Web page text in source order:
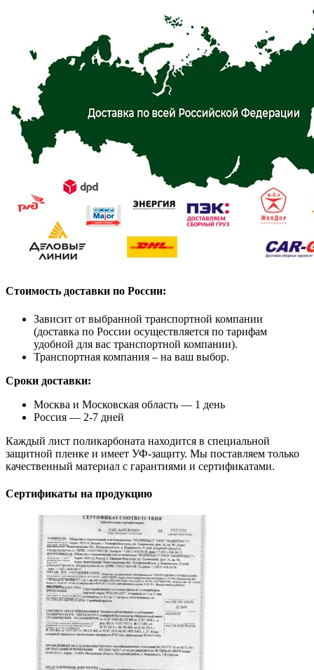
Стоимость доставки по России:
Зависит от выбранной транспортной компании
(доставка по России осуществляется по тарифам
удобной для вас транспортной компании).
Транспортная компания – на ваш выбор.
Сроки доставки:
Москва и Московская область — 1 день
Россия — 2-7 дней
Каждый лист поликарбоната находится в специальной
защитной пленке и имеет УФ-защиту. Мы поставляем только
качественный материал с гарантиями и сертификатами.
Сертификаты на продукцию